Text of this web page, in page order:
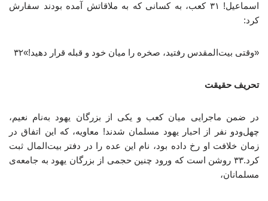
اسماعیل! ۳۱ کعب، به کسانی که به ملاقاتش آمده بودند سفارش
کرد:
«وقتی بیت‌المقدس رفتید، صخره را میان خود و قبله قرار دهید!»۳۲
تحریف حقیقت
در ضمن ماجرایی میان کعب و یکی از بزرگان یهود به‌نام نعیم،
چهل‌ودو نفر از احبار یهود مسلمان شدند! معاویه، که این اتفاق در
زمان خلافت او رخ داده بود، نام این عده را در دفتر بیت‌المال ثبت
کرد.۳۳ روشن است که ورود چنین حجمی از بزرگان یهود به جامعه‌ی
مسلمانان،